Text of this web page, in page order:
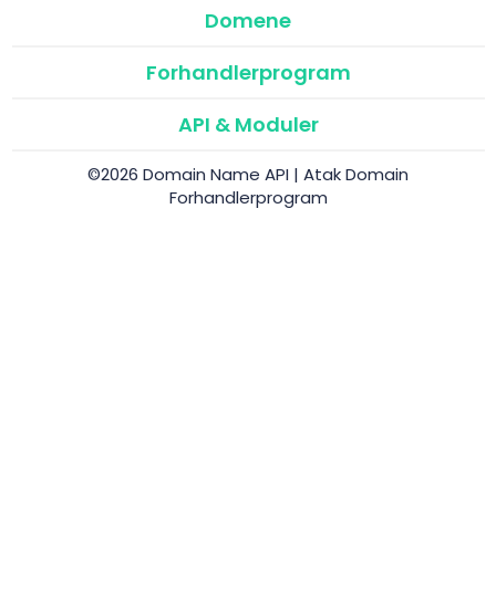
Domene
Forhandlerprogram
API & Moduler
©2026 Domain Name API | Atak Domain
Forhandlerprogram